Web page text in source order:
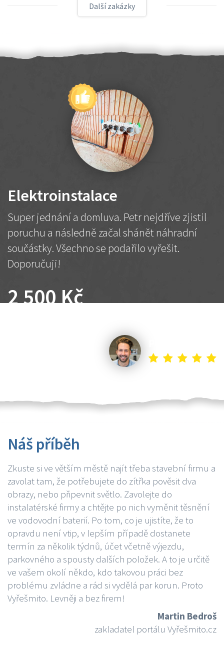
Další zakázky
Elektroinstalace
Super jednání a domluva. Petr nejdříve zjistil
poruchu a následně začal shánět náhradní
součástky. Všechno se podařilo vyřešit.
Doporučuji!
2 500 Kč
Náš příběh
Zkuste si ve větším městě najít třeba stavební firmu a
zavolat tam, že potřebujete do zítřka pověsit dva
obrazy, nebo připevnit světlo. Zavolejte do
instalatérské firmy a chtějte po nich vyměnit těsnění
ve vodovodní baterií. Po tom, co je ujistíte, že to
opravdu není vtip, v lepším případě dostanete
termín za několik týdnů, účet včetně výjezdu,
parkovného a spousty dalších položek. A to je určitě
ve vašem okolí někdo, kdo takovou práci bez
problému zvládne a rád si vydělá par korun. Proto
Vyřešmito. Levněji a bez firem!
Martin Bedroš
zakladatel portálu Vyřešmito.cz